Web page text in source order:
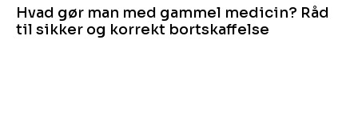
Hvad gør man med gammel medicin? Råd
til sikker og korrekt bortskaffelse